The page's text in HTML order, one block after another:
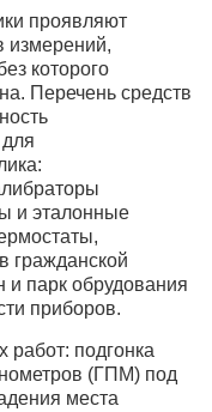
проявляют
измерений,
которого
Перечень средств
и эталонные
гражданской
и парк обрудования
приборов.
подгонка
(ГПМ) под
места